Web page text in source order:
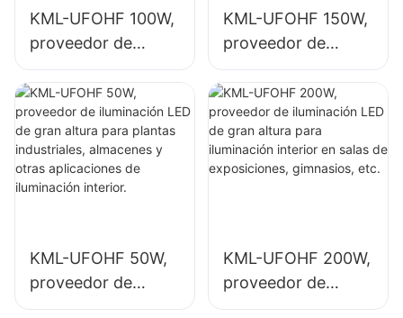
KML-UFOHF 100W,
proveedor de
iluminación LED de
gran altura para
plantas
industriales,
almacenes y otras
aplicaciones de
KML-UFOHF 150W,
proveedor de
iluminación LED de
gran altura para
iluminación interior
en plantas
industriales,
KML-UFOHF 50W,
proveedor de
iluminación LED de
KML-UFOHF 200W,
proveedor de
iluminación LED de